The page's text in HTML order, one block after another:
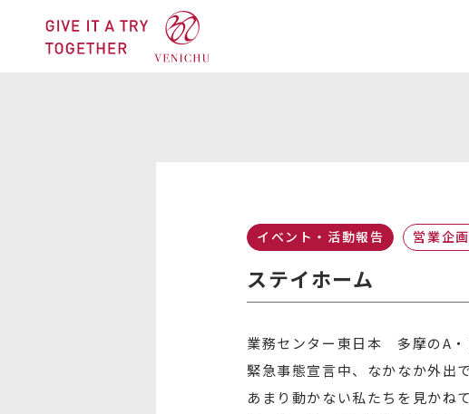
イベント・活動報告 営業企
ステイホーム
業務センター東日本 多摩のA・
緊急事態宣言中、なかなか外出
あまり動かない私たちを見かね